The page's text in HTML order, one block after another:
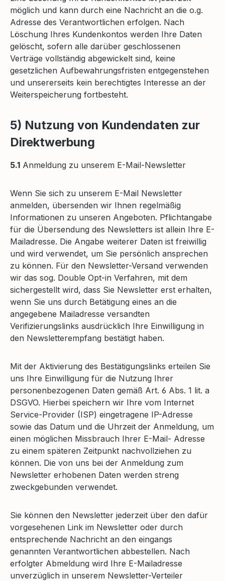
möglich und kann durch eine Nachricht an die o.g.
Adresse des Verantwortlichen erfolgen. Nach
Löschung Ihres Kundenkontos werden Ihre Daten
gelöscht, sofern alle darüber geschlossenen
Verträge vollständig abgewickelt sind, keine
gesetzlichen Aufbewahrungsfristen entgegenstehen
und unsererseits kein berechtigtes Interesse an der
Weiterspeicherung fortbesteht.
5) Nutzung von Kundendaten zur
Direktwerbung
5.1 Anmeldung zu unserem E-Mail-Newsletter
Wenn Sie sich zu unserem E-Mail Newsletter
anmelden, übersenden wir Ihnen regelmäßig
Informationen zu unseren Angeboten. Pflichtangabe
für die Übersendung des Newsletters ist allein Ihre E-
Mailadresse. Die Angabe weiterer Daten ist freiwillig
und wird verwendet, um Sie persönlich ansprechen
zu können. Für den Newsletter-Versand verwenden
wir das sog. Double Opt-in Verfahren, mit dem
sichergestellt wird, dass Sie Newsletter erst erhalten,
wenn Sie uns durch Betätigung eines an die
angegebene Mailadresse versandten
Verifizierungslinks ausdrücklich Ihre Einwilligung in
den Newsletterempfang bestätigt haben.
Mit der Aktivierung des Bestätigungslinks erteilen Sie
uns Ihre Einwilligung für die Nutzung Ihrer
personenbezogenen Daten gemäß Art. 6 Abs. 1 lit. a
DSGVO. Hierbei speichern wir Ihre vom Internet
Service-Provider (ISP) eingetragene IP-Adresse
sowie das Datum und die Uhrzeit der Anmeldung, um
einen möglichen Missbrauch Ihrer E-Mail- Adresse
zu einem späteren Zeitpunkt nachvollziehen zu
können. Die von uns bei der Anmeldung zum
Newsletter erhobenen Daten werden streng
zweckgebunden verwendet.
Sie können den Newsletter jederzeit über den dafür
vorgesehenen Link im Newsletter oder durch
entsprechende Nachricht an den eingangs
genannten Verantwortlichen abbestellen. Nach
erfolgter Abmeldung wird Ihre E-Mailadresse
unverzüglich in unserem Newsletter-Verteiler